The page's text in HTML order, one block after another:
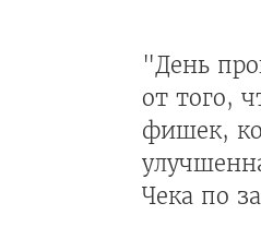
"День
от того,
фишек,
Чека по